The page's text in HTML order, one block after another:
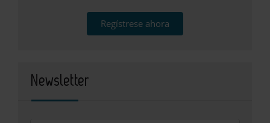
Regístrese ahora
Newsletter